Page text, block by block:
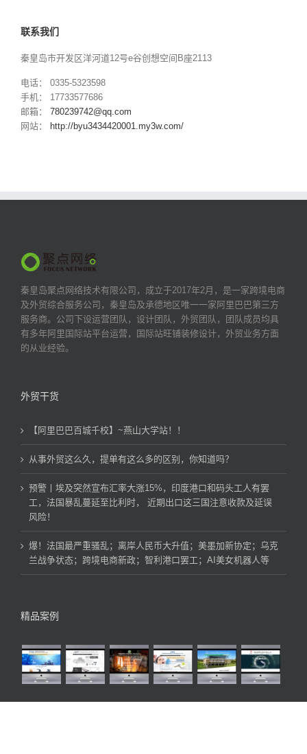
联系我们
秦皇岛市开发区洋河道12号e谷创想空间B座2113
电话： 0335-5323598
手机： 17733577686
邮箱： 780239742@qq.com
网站： http://byu3434420001.my3w.com/
秦皇岛聚点网络技术有限公司，成立于2017年2月，是一家跨境电商
及外贸综合服务公司，秦皇岛及承德地区唯一一家阿里巴巴第三方
服务商。公司下设运营团队，设计团队，外贸团队，团队成员均具
有多年阿里国际站平台运营，国际站旺铺装修设计，外贸业务方面
的从业经验。
外贸干货
【阿里巴巴百城千校】~燕山大学站！！
从事外贸这么久，提单有这么多的区别，你知道吗？
预警丨埃及突然宣布汇率大涨15%，印度港口和码头工人有罢
工，法国暴乱蔓延至比利时， 近期出口这三国注意收款及延误
风险！
爆！法国最严重骚乱；离岸人民币大升值；美墨加新协定；乌克
兰战争状态；跨境电商新政；智利港口罢工；AI美女机器人等
精品案例